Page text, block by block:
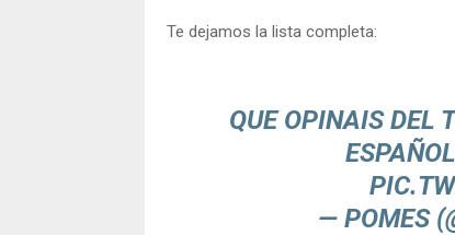
Te dejamos la lista completa:
QUE OPINAIS DEL
— POMES